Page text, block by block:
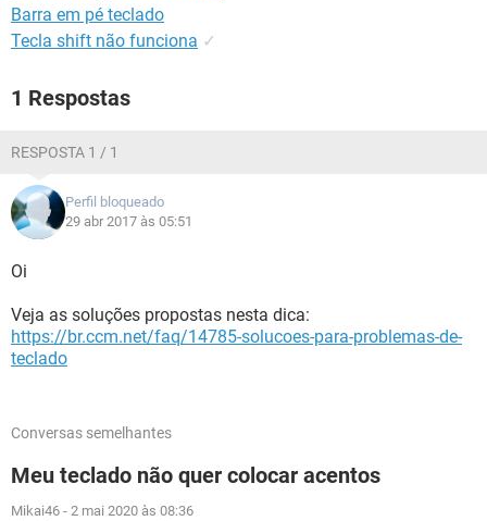
Barra em pé teclado
Tecla shift não funciona ✓
1 Respostas
RESPOSTA 1 / 1
Perfil bloqueado
29 abr 2017 às 05:51
Oi
Veja as soluções propostas nesta dica:
https://br.ccm.net/faq/14785-solucoes-para-problemas-de-
teclado
Conversas semelhantes
Meu teclado não quer colocar acentos
Mikai46 - 2 mai 2020 às 08:36